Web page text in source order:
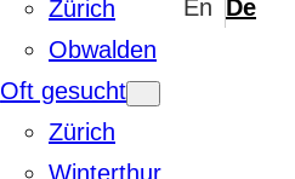
Zürich
Obwalden
Oft gesucht
Zürich
Winterthur